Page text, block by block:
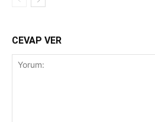
CEVAP VER